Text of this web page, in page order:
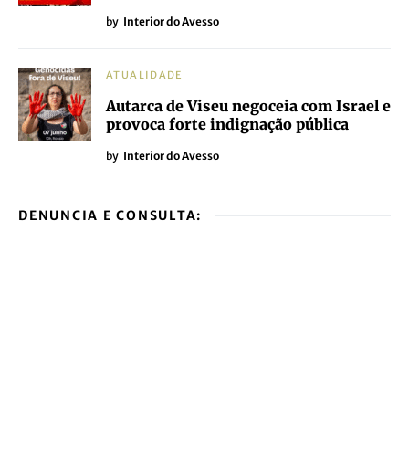
by Interior do Avesso
ATUALIDADE
Autarca de Viseu negoceia com Israel e
provoca forte indignação pública
by Interior do Avesso
DENUNCIA E CONSULTA: